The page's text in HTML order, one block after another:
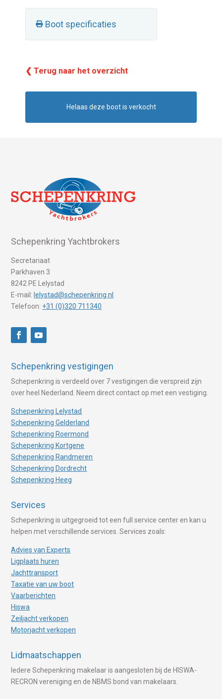
Boot specificaties
❮ Terug naar het overzicht
Helaas deze boot is verkocht
Schepenkring Yachtbrokers
Secretariaat
Parkhaven 3
8242 PE Lelystad
E-mail: lelystad@schepenkring.nl
Telefoon: +31 (0)320 711340
Schepenkring vestigingen
Schepenkring is verdeeld over 7 vestigingen die verspreid zijn
over heel Nederland. Neem direct contact op met een vestiging.
Schepenkring Lelystad
Schepenkring Gelderland
Schepenkring Roermond
Schepenkring Kortgene
Schepenkring Randmeren
Schepenkring Dordrecht
Schepenkring Heeg
Services
Schepenkring is uitgegroeid tot een full service center en kan u
helpen met verschillende services. Services zoals:
Advies van Experts
Ligplaats huren
Jachttransport
Taxatie van uw boot
Vaarberichten
Hiswa
Zeiljacht verkopen
Motorjacht verkopen
Lidmaatschappen
Iedere Schepenkring makelaar is aangesloten bij de HISWA-
RECRON vereniging en de NBMS bond van makelaars.